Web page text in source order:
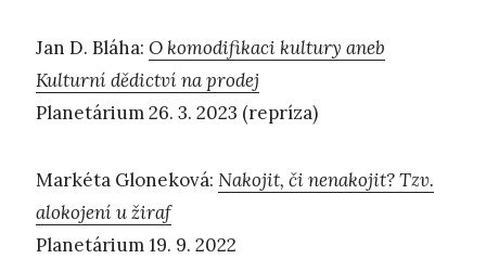
Jan D. Bláha: O komodifikaci kultury aneb
Kulturní dědictví na prodej
Planetárium 26. 3. 2023 (repríza)
Markéta Gloneková: Nakojit, či nenakojit? Tzv.
alokojení u žiraf
Planetárium 19. 9. 2022